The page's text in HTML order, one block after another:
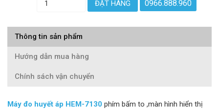
ĐẶT HÀNG 0966.888.960
Thông tin sản phẩm
Hướng dẫn mua hàng
Chính sách vận chuyển
Máy đo huyết áp HEM-7130 phím bấm to ,màn hình hiển thị